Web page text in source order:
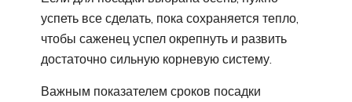
успеть все сделать, пока сохраняется тепло,
чтобы саженец успел окрепнуть и развить
достаточно сильную корневую систему.
Важным показателем сроков посадки